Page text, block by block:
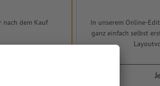
nach dem Kauf
In unserem Online-
ganz einfach selbst